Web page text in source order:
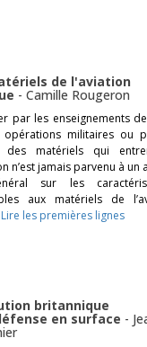
de l'aviation
- Camille Rougeron
par les enseignements
opérations militaires ou
des matériels qui
n’est jamais parvenu à un
sur les
aux matériels de
Lire les premières lignes
britannique
en surface -